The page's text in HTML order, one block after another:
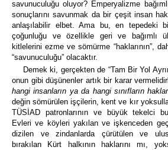
savunuculuğu oluyor? Emperyalizme
sonuçlarını savunmak da bir çeşit insan
anlaşılabilir elbet. Ama bu, en tepedeki
çoğunluğu ve özellikle geri ve bağımlı
kitlelerini ezme ve sömürme “haklarının”,
“savunuculuğu” olacaktır.
Demek ki, gerçekten de “Tam Bir Yol
onun gibi düşünenler artık bir karar
hangi insanların ya da hangi sınıfların
değin sömürülen işçilerin, kent ve kır
TÜSİAD patronlarının ve büyük tekelci
Evleri ve köyleri yakılan ve işkenceden
dizilen ve zindanlarda çürütülen ve
bırakılan Kürt halkının haklarını mı,